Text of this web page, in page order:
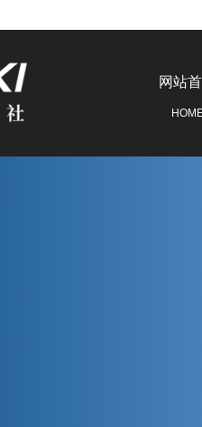
网站